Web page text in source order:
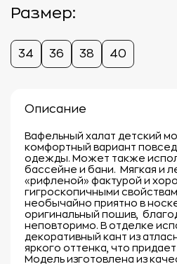
Размер:
34 36 38 40
Описание
Вафельный халат детский
комфортный вариант
одежды. Может также
бассейне и бани. Мягкая и
«рифленой» фактурой и
гигроскопичными
необычайно приятно в
оригинальный пошив,
неповторимо. В отделке
декоративный кант из
яркого оттенка, что
Модель изготовлена из